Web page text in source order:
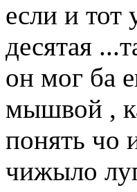
если и тот
десятая
он мог ба
мышвой ,
понять чо
чижыло